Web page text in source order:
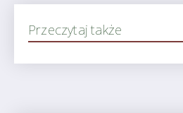
Przeczytaj także